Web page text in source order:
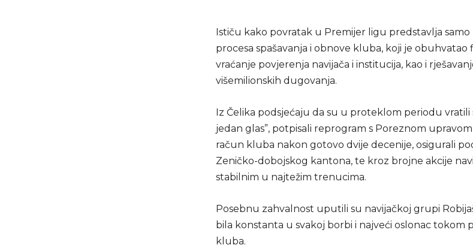
Ističu kako povratak u Premijer ligu predstavlja
procesa spašavanja i obnove kluba, koji je obuhvatao
vraćanje povjerenja navijača i institucija, kao i
višemilionskih dugovanja.
Iz Čelika podsjećaju da su u proteklom periodu vratili
jedan glas”, potpisali reprogram s Poreznom
račun kluba nakon gotovo dvije decenije, osigurali
Zeničko-dobojskog kantona, te kroz brojne akcije
stabilnim u najtežim trenucima.
Posebnu zahvalnost uputili su navijačkoj grupi
bila konstanta u svakoj borbi i najveći oslonac tokom
kluba.